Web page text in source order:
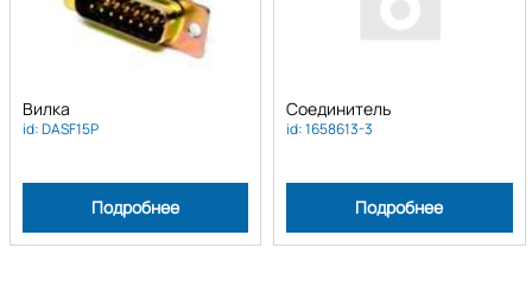
Вилка
id: DASF15P
Подробнее
Соединитель
id: 1658613-3
Подробнее